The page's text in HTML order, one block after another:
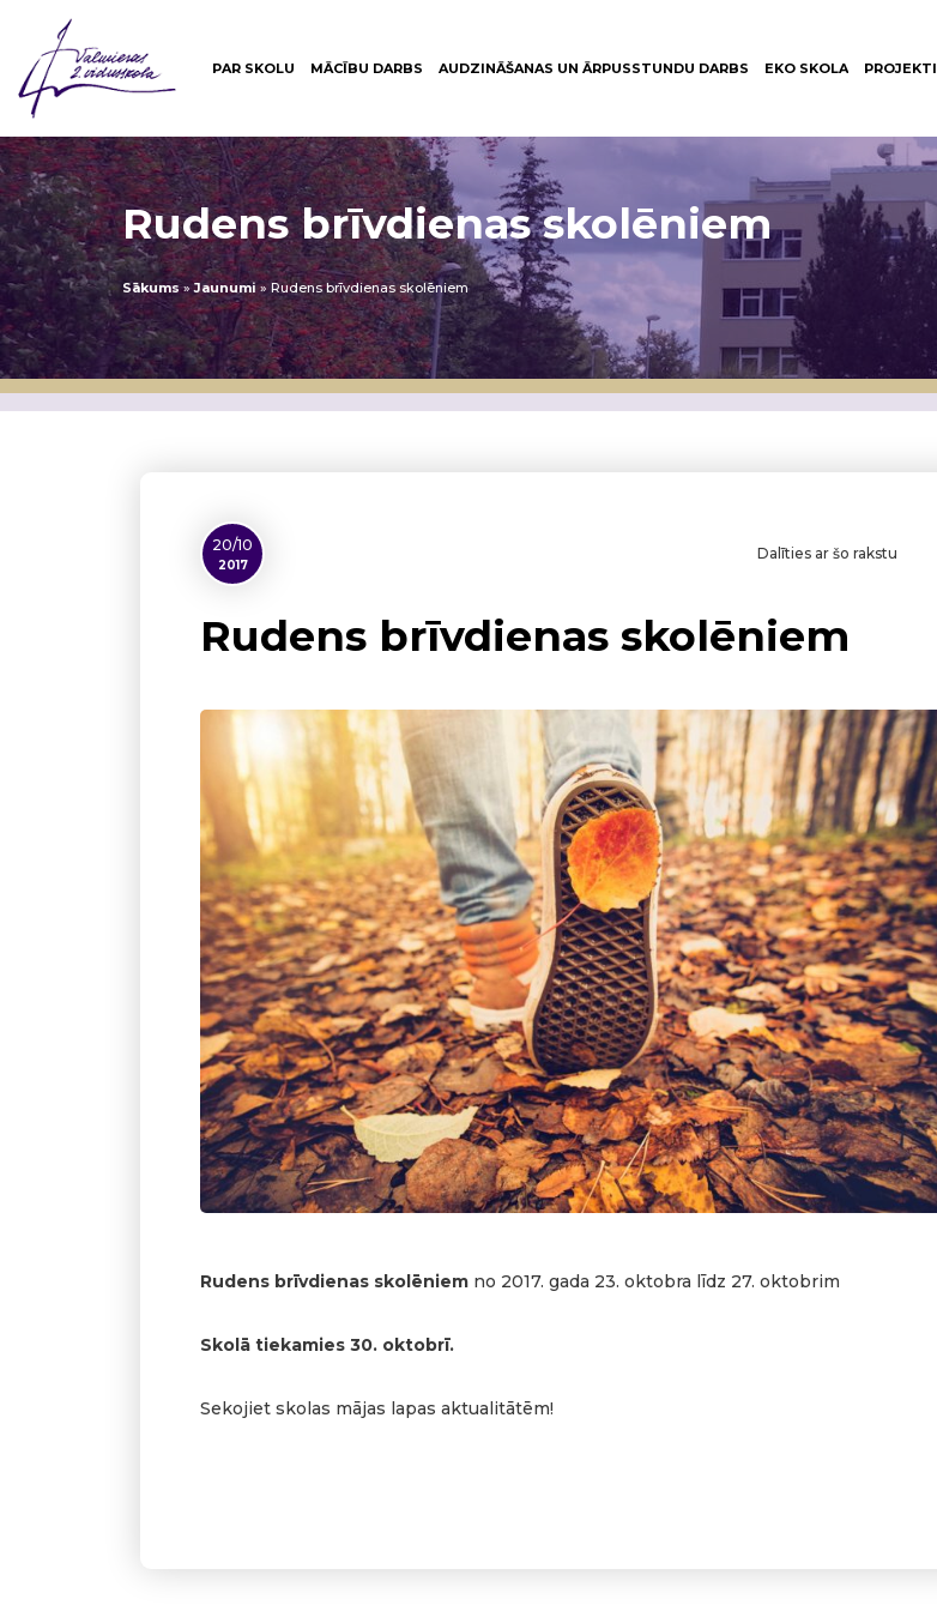
PAR SKOLU MĀCĪBU DARBS AUDZINĀŠANAS UN ĀRPUSSTUNDU DARBS EKO SKOLA PROJEKTI
Rudens brīvdienas skolēniem
Sākums»Jaunumi»Rudens brīvdienas skolēniem
20/10
2017
Dalīties ar šo rakstu
Rudens brīvdienas skolēniem
Rudens brīvdienas skolēniem no 2017. gada 23. oktobra līdz 27. oktobrim
Skolā tiekamies 30. oktobrī.
Sekojiet skolas mājas lapas aktualitātēm!